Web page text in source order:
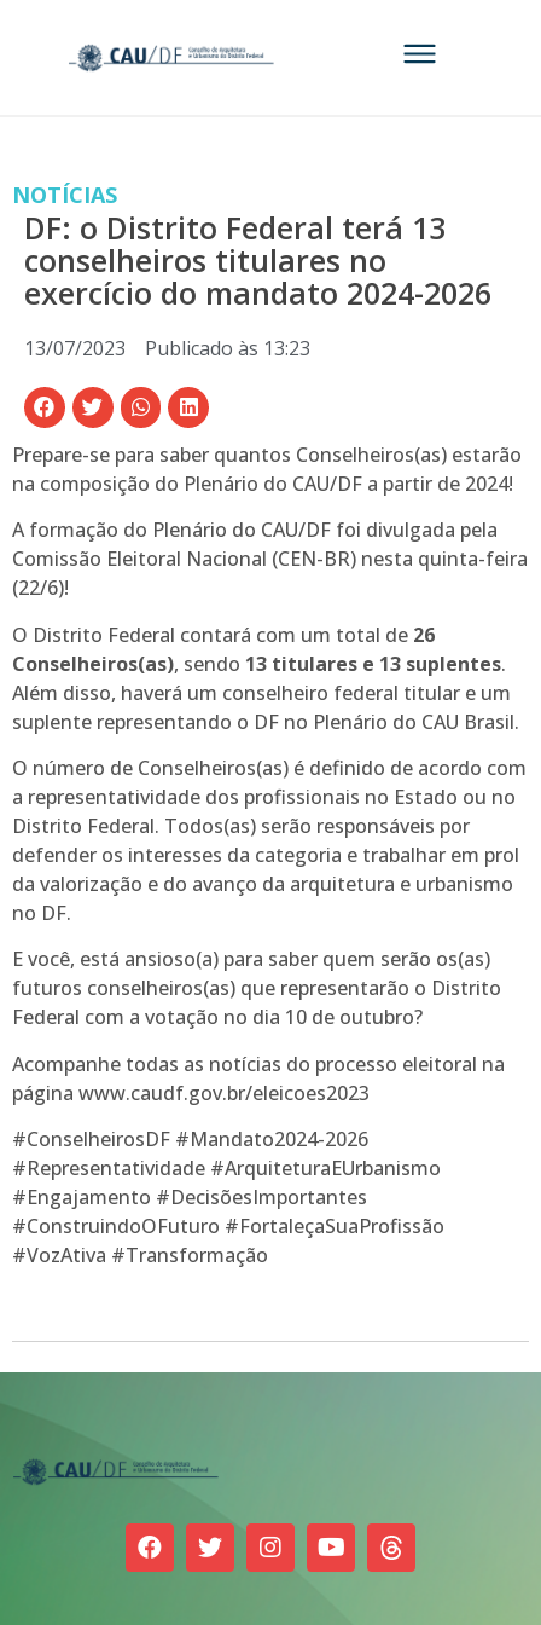
NOTÍCIAS
DF: o Distrito Federal terá 13
conselheiros titulares no
exercício do mandato 2024-2026
13/07/2023 Publicado às 13:23
Prepare-se para saber quantos Conselheiros(as) estarão
na composição do Plenário do CAU/DF a partir de 2024!
A formação do Plenário do CAU/DF foi divulgada pela
Comissão Eleitoral Nacional (CEN-BR) nesta quinta-feira
(22/6)!
O Distrito Federal contará com um total de 26
Conselheiros(as), sendo 13 titulares e 13 suplentes.
Além disso, haverá um conselheiro federal titular e um
suplente representando o DF no Plenário do CAU Brasil.
O número de Conselheiros(as) é definido de acordo com
a representatividade dos profissionais no Estado ou no
Distrito Federal. Todos(as) serão responsáveis por
defender os interesses da categoria e trabalhar em prol
da valorização e do avanço da arquitetura e urbanismo
no DF.
E você, está ansioso(a) para saber quem serão os(as)
futuros conselheiros(as) que representarão o Distrito
Federal com a votação no dia 10 de outubro?
Acompanhe todas as notícias do processo eleitoral na
página www.caudf.gov.br/eleicoes2023
#ConselheirosDF #Mandato2024-2026
#Representatividade #ArquiteturaEUrbanismo
#Engajamento #DecisõesImportantes
#ConstruindoOFuturo #FortaleçaSuaProfissão
#VozAtiva #Transformação